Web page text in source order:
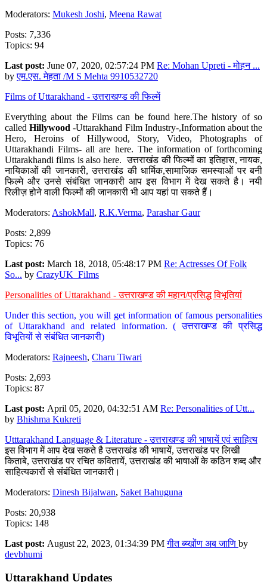
Moderators: Mukesh Joshi, Meena Rawat
Posts: 7,336
Topics: 94
Last post: June 07, 2020, 02:57:24 PM Re: Mohan Upreti - मोहन ...
byएम.एस. मेहता /M S Mehta 9910532720
Films of Uttarakhand - उत्तराखण्ड की फिल्में
Everything about the Films can be found here.The history of so
calledHillywood-Uttarakhand Film Industry-,Information about the
Hero, Heroins of Hillywood, Story, Video, Photographs of
Uttarakhandi Films- all are here. The information of forthcoming
Uttarakhandi films is also here. उत्तराखंड की फिल्मों का इतिहास, नायक,
नायिकाओं की जानकारी, उत्तराखंड की धार्मिक,सामाजिक समस्याओं पर बनी
फिल्मे और उनसे संबंधित जानकारी आप इस विभाग में देख सकते है। नयी
रिलीज़ होने वाली फिल्मों की जानकारी भी आप यहां पा सकते हैं।
Moderators: AshokMall, R.K.Verma, Parashar Gaur
Posts: 2,899
Topics: 76
Last post: March 18, 2018, 05:48:17 PM Re: Actresses Of Folk
So... by CrazyUK_Films
Personalities of Uttarakhand - उत्तराखण्ड की महान/प्रसिद्ध विभूतियां
Under this section, you will get information of famous personalities
of Uttarakhand and related information. ( उत्तराखण्ड की प्रसिद्ध
विभूतियों से संबंधित जानकारी)
Moderators: Rajneesh, Charu Tiwari
Posts: 2,693
Topics: 87
Last post: April 05, 2020, 04:32:51 AM Re: Personalities of Utt...
by Bhishma Kukreti
Utttarakhand Language & Literature - उत्तराखण्ड की भाषायें एवं साहित्य
इस विभाग में आप देख सकते है उत्तराखंड की भाषायें, उत्तराखंड पर लिखी
किताबे, उत्तराखंड पर रचित कवितायें, उत्तराखंड की भाषाओं के कठिन शब्द और
साहित्यकारों से संबंधित जानकारी।
Moderators: Dinesh Bijalwan, Saket Bahuguna
Posts: 20,938
Topics: 148
Last post: August 22, 2023, 01:34:39 PMगीत ब्य्खोंण अब जाणि by
devbhumi
Uttarakhand Updates